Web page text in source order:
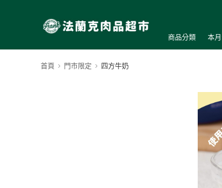
商品分類 本
首頁 門市限定 四方牛奶